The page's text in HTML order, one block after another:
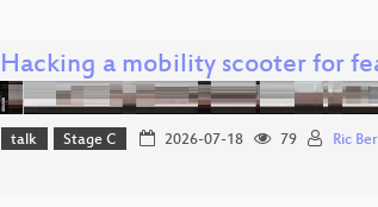
Hacking a mobility scooter for
talk Stage C 2026-07-18 79 Ric